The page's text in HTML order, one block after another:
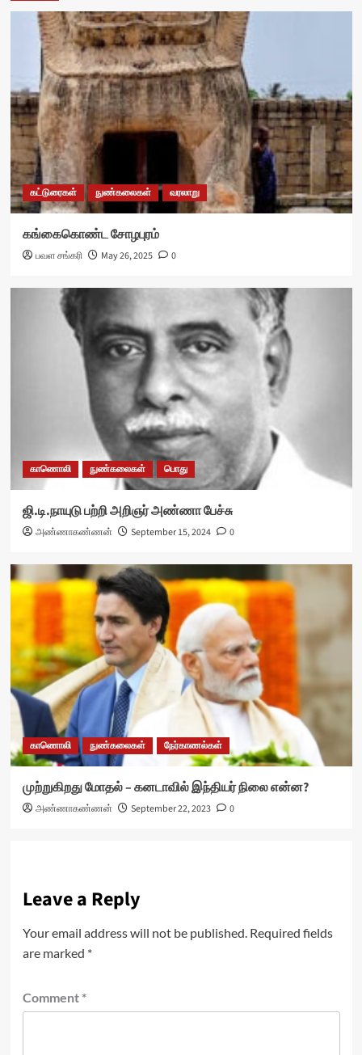
கட்டுரைகள் நுண்கலைகள் வரலாறு
கங்கைகொண்ட சோழபுரம்
பவள சங்கரி May 26, 2025 0
காணொலி நுண்கலைகள் பொது
ஜி.டி.நாயுடு பற்றி அறிஞர் அண்ணா பேச்சு
அண்ணாகண்ணன் September 15, 2024 0
காணொலி நுண்கலைகள் நேர்காணல்கள்
முற்றுகிறது மோதல் – கனடாவில் இந்தியர் நிலை என்ன?
அண்ணாகண்ணன் September 22, 2023 0
Leave a Reply
Your email address will not be published. Required fields
are marked *
Comment *